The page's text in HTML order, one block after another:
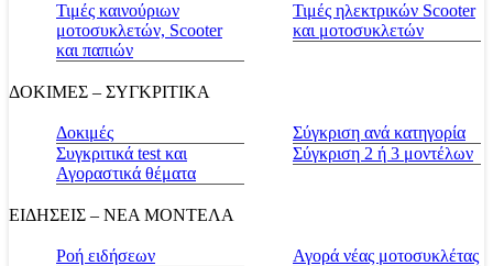
Τιμές καινούριων
μοτοσυκλετών, Scooter
και παπιών
Τιμές ηλεκτρικών Scooter
και μοτοσυκλετών
ΔΟΚΙΜΕΣ – ΣΥΓΚΡΙΤΙΚΑ
Δοκιμές
Συγκριτικά test και
Αγοραστικά θέματα
Σύγκριση ανά κατηγορία
Σύγκριση 2 ή 3 μοντέλων
ΕΙΔΗΣΕΙΣ – ΝΕΑ ΜΟΝΤΕΛΑ
Ροή ειδήσεων
Αγορά νέας μοτοσυκλέτας